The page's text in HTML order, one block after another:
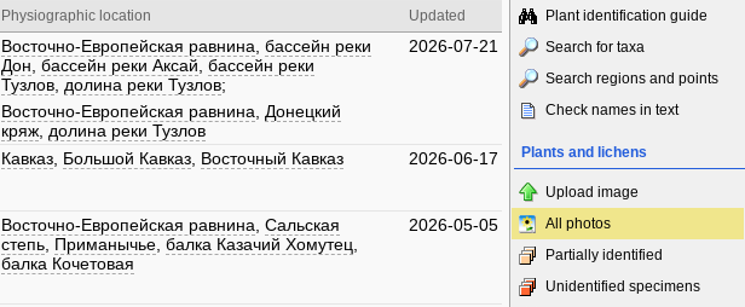
Physiographic location Updated
Восточно-Европейская равнина бассейн реки
Дон бассейн реки Аксай бассейн реки
Тузлов долина реки Тузлов;
Восточно-Европейская равнина
Донецкий
кряж долина реки Тузлов
2026-07-21
Кавказ Большой Кавказ Восточный Кавказ 2026-06-17
Восточно-Европейская равнина Сальская
степь Приманычье балка Казачий Хомутец
балка Кочетовая
2026-05-05
Plant identification guide
Search for taxa
Search regions and points
Check names in text
Plants and lichens
Upload image
All photos
Partially identified
Unidentified specimens